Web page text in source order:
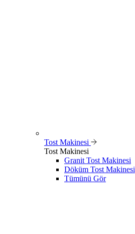
Tost Makinesi
Tost Makinesi
Granit Tost Makinesi
Döküm Tost Makinesi
Tümünü Gör